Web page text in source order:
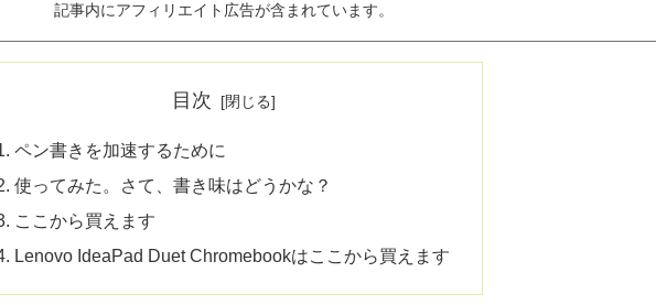
記事内にアフィリエイト広告が含まれています。
目次
ペン書きを加速するために
使ってみた。さて、書き味はどうかな？
ここから買えます
Lenovo IdeaPad Duet Chromebookはここから買えます